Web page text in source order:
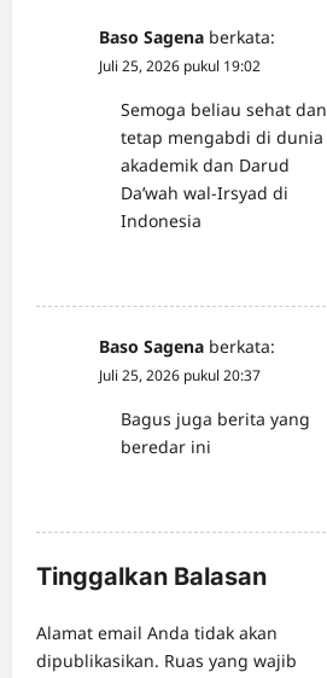
Baso Sagena berkata:
Juli 25, 2026 pukul 19:02
Semoga beliau sehat dan
tetap mengabdi di dunia
akademik dan Darud
Da’wah wal-Irsyad di
Indonesia
Baso Sagena berkata:
Juli 25, 2026 pukul 20:37
Bagus juga berita yang
beredar ini
Tinggalkan Balasan
Alamat email Anda tidak akan
dipublikasikan. Ruas yang wajib